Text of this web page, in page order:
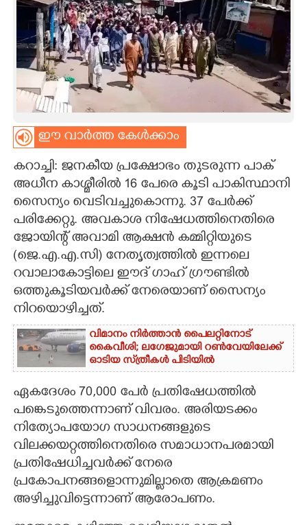
SPIRITUAL
INFO+
ART
ASTRO
CARTOONS
LITERATURE
ZOOM
CONTACT US
ഈ വാർത്ത കേൾക്കാം
കറാച്ചി: ജനകീയ പ്രക്ഷോഭം തുടരുന്ന പാക്
അധീന കാശ്മീരിൽ 16 പേരെ കൂടി പാകിസ്ഥാനി
സൈന്യം വെടിവച്ചുകൊന്നു. 37 പേർക്ക്
പരിക്കേറ്റു. അവകാശ നിഷേധത്തിനെതിരെ
ജോയിന്റ് അവാമി ആക്ഷൻ കമ്മിറ്റിയുടെ
(ജെ.എ.എ.സി) നേതൃത്വത്തിൽ ഇന്നലെ
റവാലാകോട്ടിലെ ഈദ് ഗാഹ് ഗ്രൗണ്ടിൽ
ഒത്തുകൂടിയവർക്ക് നേരെയാണ് സൈന്യം
നിറയൊഴിച്ചത്.
വിമാനം നിർത്താൻ പൈലറ്റിനോട്
കൈവീശി; ലഗേജുമായി റൺവേയിലേക്ക്
ഓടിയ സ്‌ത്രീകൾ പിടിയിൽ
ഏകദേശം 70,000 പേർ പ്രതിഷേധത്തിൽ
പങ്കെടുത്തെന്നാണ് വിവരം. അരിയടക്കം
നിത്യോപയോഗ സാധനങ്ങളു‌ടെ
വിലക്കയറ്റത്തിനെതിരെ സമാധാനപരമായി
പ്രതിഷേധിച്ചവർക്ക് നേരെ
പ്രകോപനങ്ങളൊന്നുമില്ലാതെ ആക്രമണം
അഴിച്ചുവിട്ടെന്നാണ് ആരോപണം.